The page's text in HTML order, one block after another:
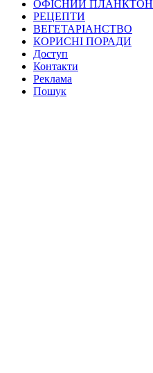
ОФІСНИЙ ПЛАНКТОН
РЕЦЕПТИ
ВЕГЕТАРІАНСТВО
КОРИСНІ ПОРАДИ
Доступ
Контакти
Реклама
Пошук